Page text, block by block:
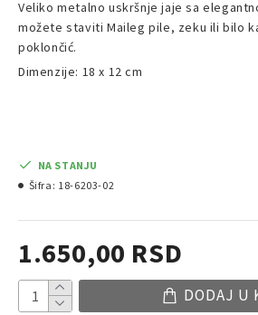
Veliko metalno uskršnje jaje sa
možete staviti Maileg pile, zeku ili bilo
poklončić.
Dimenzije: 18 x 12 cm
1.650,00 RSD
NA STANJU
Šifra: 18-6203-02
DODAJ U